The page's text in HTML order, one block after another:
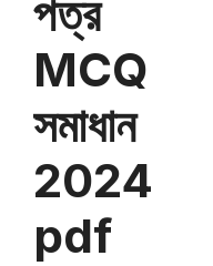
পত্র
MCQ
সমাধান
2024
pdf